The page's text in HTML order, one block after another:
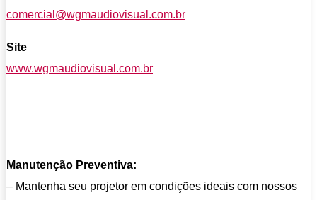
comercial@wgmaudiovisual.com.br
Site
www.wgmaudiovisual.com.br
Manutenção Preventiva:
– Mantenha seu projetor em condições ideais com nossos